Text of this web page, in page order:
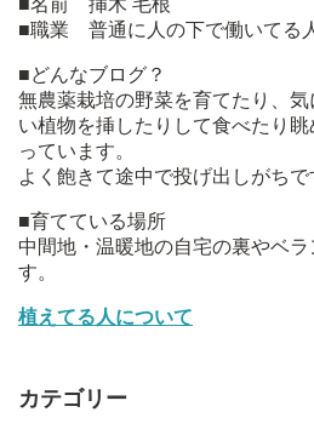
■職業 普通に人の下で働いてる
■どんなブログ？
無農薬栽培の野菜を育てたり、
い植物を挿したりして食べたり
っています。
よく飽きて途中で投げ出しがちで
■育てている場所
中間地・温暖地の自宅の裏やベ
す。
植えてる人について
カテゴリー